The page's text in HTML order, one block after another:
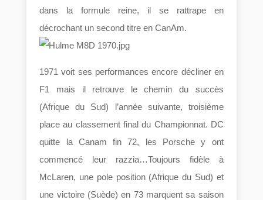
dans la formule reine, il se rattrape en
décrochant un second titre en CanAm.
1971 voit ses performances encore décliner en
F1 mais il retrouve le chemin du succès
(Afrique du Sud) l’année suivante, troisième
place au classement final du Championnat. DC
quitte la Canam fin 72, les Porsche y ont
commencé leur razzia…Toujours fidèle à
McLaren, une pole position (Afrique du Sud) et
une victoire (Suède) en 73 marquent sa saison